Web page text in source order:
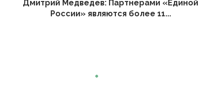
Дмитрий Медведев: Партнерами «Единой
России» являются более 11...